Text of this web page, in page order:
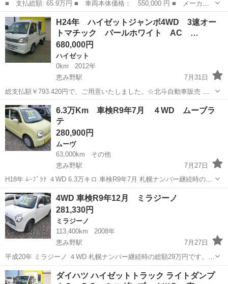
■ 支払総額: 65.9万円 ■ 車両本体価格： 550,000 円 ■ メーカー
名： ダイハツ ■ 車種名： ハイゼットトラック ■ グレード
名： スペシャル ４ＷＤ ５速マニュアル パワーステアリング
■ 排気量： 6...
北海道 恵庭市 ハイゼット
H24年 ハイゼットジャンボ4WD 3速オー
トマチック パールホワイト AC …
680,000円
ハイゼット
0km
2012年
恵み野駅
7月31日
総支払額￥793.420円で、ご用意いたしました。☆北斗自動車販売 ☆
当店は軽自動車からミニバンまで幅広い車種をご用意！余計な経費を
削減し良質車を格安でご提供します：販売以外にも整備、板金、保険
などお車のことなら何でもご相...
北海道 恵庭市 恵み野駅 ハイゼット
6.3万Km 車検R9年7月 ４WD ムーブラ
テ
280,900円
ムーヴ
63,000km
その他
恵み野駅
7月27日
H18年 ﾑｰﾌﾞﾗﾃ ４WD 6.3万キロ 車検R9年7月 札幌ナンバー継続時の総
額27万円です。 名義変更は弊社で行います。 住民票を用意して頂けれ
ば最短翌日～使用可能です（名義変更後の引き渡し）。 ...
北海道 恵庭市 恵み野駅 ムーヴ ムーブラテ
4WD 車検R9年12月 ミラジーノ
281,330円
ミラジーノ
113,400km
2008年
恵み野駅
7月27日
平成20年 ミラジーノ ４WD 札幌ナンバー継続時の総額29万円です。
名義変更は弊社で行います。 住民票を用意して頂ければ最短翌日～使
用可能です（名義変更後の引き渡し）。 値引き交渉される方は即ブロ
北海道 恵庭市 恵み野駅 ミラジーノ 4WD
ダイハツ ハイゼットトラック ライトダンプ